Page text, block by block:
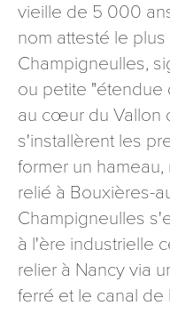
vieille de 5 000
nom attesté le
Champigneulles,
ou petite "étendue
au cœur du Vallon
s'installèrent les
former un hameau,
relié à Bouxières-
Champigneulles
à l'ère industrielle
relier à Nancy via
ferré et le canal de
mention contraire).
rectification et
que vous pouvez
courriel à
signé accompagné de
l’adresse suivante :
esplanade Jacques-
cedex
reCAPTCHA